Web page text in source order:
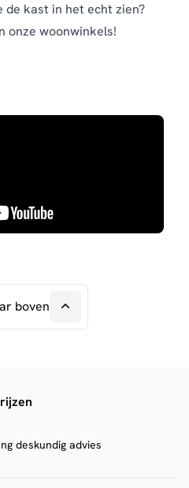
de kast in het echt zien?
onze woonwinkels!
boven
deskundig advies